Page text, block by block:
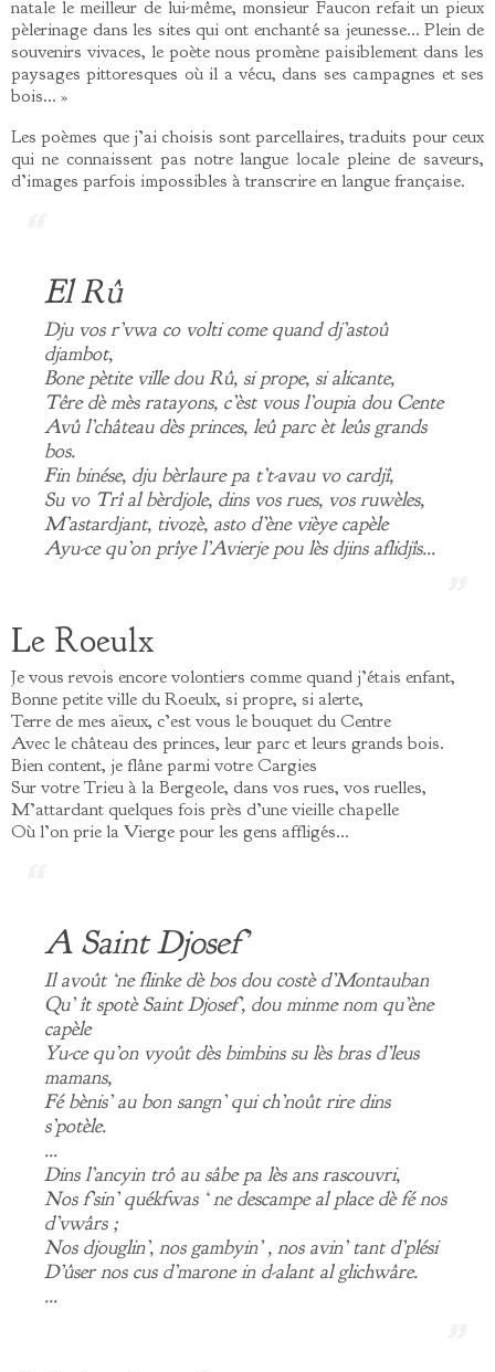
natale le meilleur de lui-même, monsieur Faucon refait un pieux
pèlerinage dans les sites qui ont enchanté sa jeunesse… Plein de
souvenirs vivaces, le poète nous promène paisiblement dans les
paysages pittoresques où il a vécu, dans ses campagnes et ses
bois… »
Les poèmes que j’ai choisis sont parcellaires, traduits pour ceux
qui ne connaissent pas notre langue locale pleine de saveurs,
d’images parfois impossibles à transcrire en langue française.
El Rû
Dju vos r’vwa co volti come quand dj’astoû
djambot,
Bone pètite ville dou Rû, si prope, si alicante,
Têre dè mès ratayons, c’èst vous l’oupia dou Cente
Avû l’château dès princes, leû parc èt leûs grands
bos.
Fin binése, dju bèrlaure pa t’t-avau vo cardjî,
Su vo Trî al bèrdjole, dins vos rues, vos ruwèles,
M’astardjant, tivozè, asto d’ène vièye capèle
Ayu-ce qu’on prîye l’Avierje pou lès djins aflidjîs…
Le Roeulx
Je vous revois encore volontiers comme quand j’étais enfant,
Bonne petite ville du Roeulx, si propre, si alerte,
Terre de mes aïeux, c’est vous le bouquet du Centre
Avec le château des princes, leur parc et leurs grands bois.
Bien content, je flâne parmi votre Cargies
Sur votre Trieu à la Bergeole, dans vos rues, vos ruelles,
M’attardant quelques fois près d’une vieille chapelle
Où l’on prie la Vierge pour les gens affligés…
A Saint Djosef’
Il avoût ‘ne flinke dè bos dou costè d’Montauban
Qu’ ît spotè Saint Djosef’, dou minme nom qu’ène
capèle
Yu-ce qu’on vyoût dès bimbins su lès bras d’leus
mamans,
Fé bènis’ au bon sangn’ qui ch’noût rire dins
s’potèle.
…
Dins l’ancyin trô au sâbe pa lès ans rascouvri,
Nos f’sin’ quékfwas ‘ ne descampe al place dè fé nos
d’vwârs ;
Nos djouglin’, nos gambyin’ , nos avin’ tant d’plési
D’ûser nos cus d’marone in d-alant al glichwâre.
…